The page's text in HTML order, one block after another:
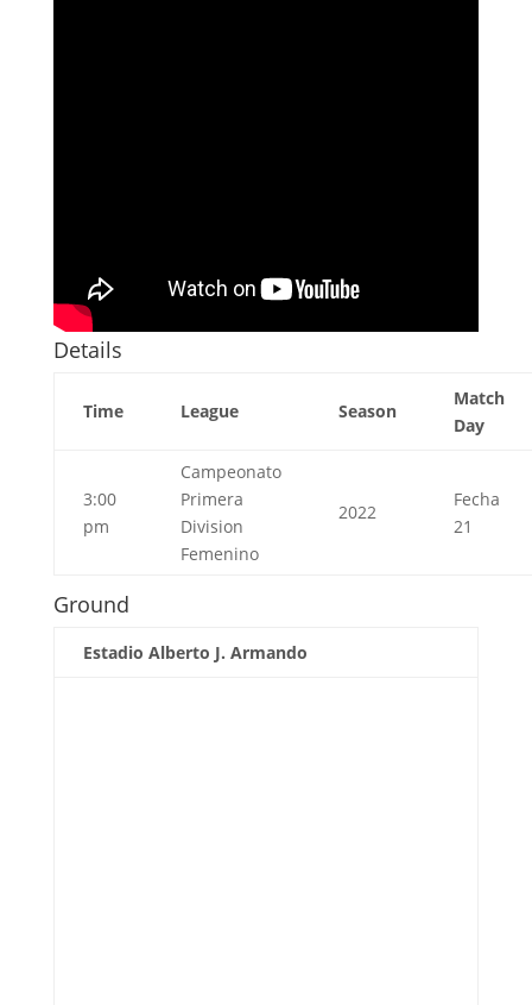
Details
Time League Season
Match
Day
3:00
pm
Campeonato
Primera
Division
Femenino
2022
Fecha
21
Ground
Estadio Alberto J. Armando